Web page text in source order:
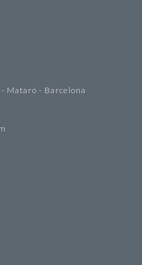
Mataró - Barcelona